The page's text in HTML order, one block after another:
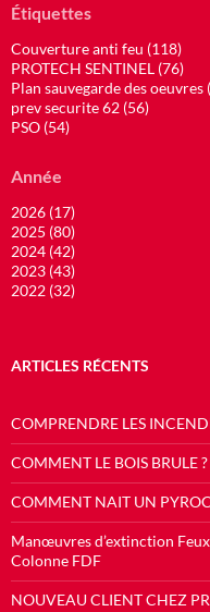
Étiquettes
Couverture anti feu (118)
PROTECH SENTINEL (76)
Plan sauvegarde des oeuvres
prev securite 62 (56)
PSO (54)
Année
2026 (17)
2025 (80)
2024 (42)
2023 (43)
2022 (32)
ARTICLES RÉCENTS
COMPRENDRE LES
COMMENT LE BOIS BRULE ?
COMMENT NAIT UN
Manœuvres d’extinction
Colonne FDF
NOUVEAU CLIENT CHEZ